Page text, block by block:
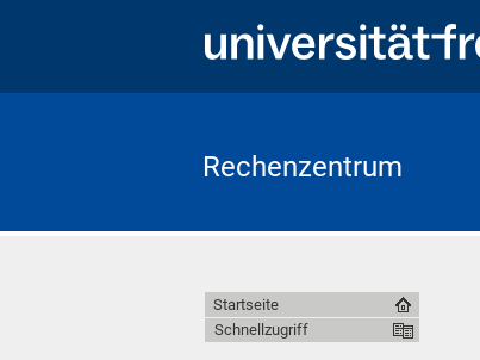
Rechenzentrum
Startseite
Schnellzugriff